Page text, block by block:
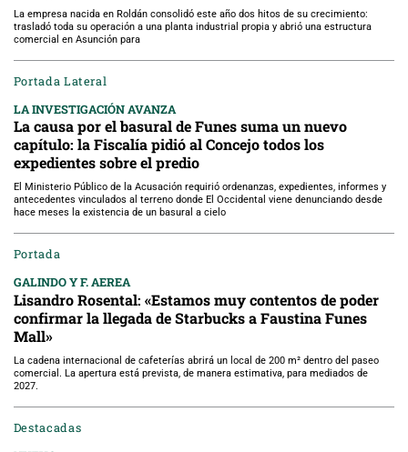
La empresa nacida en Roldán consolidó este año dos hitos de su crecimiento:
trasladó toda su operación a una planta industrial propia y abrió una estructura
comercial en Asunción para
Portada Lateral
LA INVESTIGACIÓN AVANZA
La causa por el basural de Funes suma un nuevo
capítulo: la Fiscalía pidió al Concejo todos los
expedientes sobre el predio
El Ministerio Público de la Acusación requirió ordenanzas, expedientes, informes y
antecedentes vinculados al terreno donde El Occidental viene denunciando desde
hace meses la existencia de un basural a cielo
Portada
GALINDO Y F. AEREA
Lisandro Rosental: «Estamos muy contentos de poder
confirmar la llegada de Starbucks a Faustina Funes
Mall»
La cadena internacional de cafeterías abrirá un local de 200 m² dentro del paseo
comercial. La apertura está prevista, de manera estimativa, para mediados de
2027.
Destacadas